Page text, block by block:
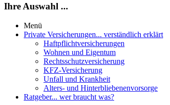
Ihre Auswahl ...
Menü
Private Versicherungen... verständlich erklärt
Haftpflichtversicherungen
Wohnen und Eigentum
Rechtsschutzversicherung
KFZ-Versicherung
Unfall und Krankheit
Alters- und Hinterbliebenenvorsorge
Ratgeber... wer braucht was?